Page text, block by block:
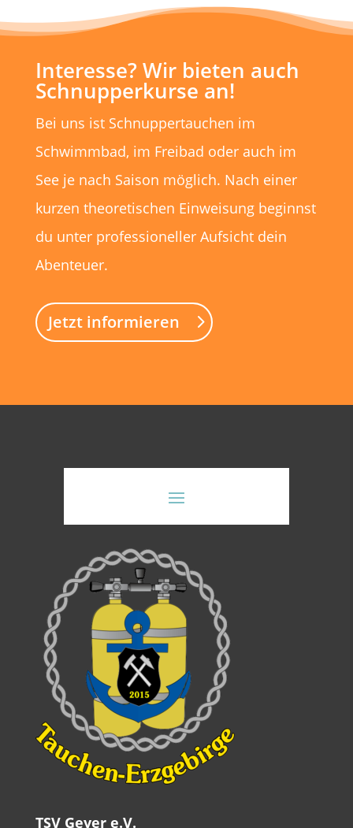
Interesse? Wir bieten auch
Schnupperkurse an!
Bei uns ist Schnuppertauchen im
Schwimmbad, im Freibad oder auch im
See je nach Saison möglich. Nach einer
kurzen theoretischen Einweisung beginnst
du unter professioneller Aufsicht dein
Abenteuer.
Jetzt informieren
TSV Geyer e.V.